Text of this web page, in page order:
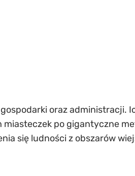
oraz administracji.
miasteczek po gigantyczne
się ludności z obszarów